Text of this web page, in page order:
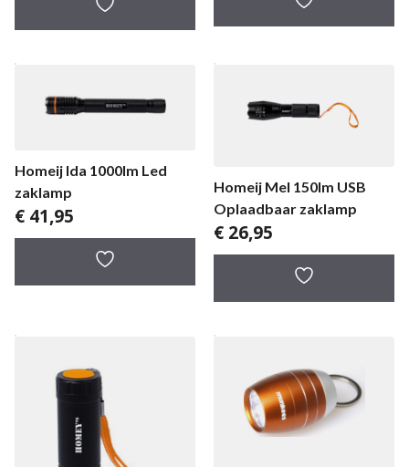
Homeij Ida 1000lm Led
zaklamp
€ 41,95
Homeij Mel 150lm USB
Oplaadbaar zaklamp
€ 26,95